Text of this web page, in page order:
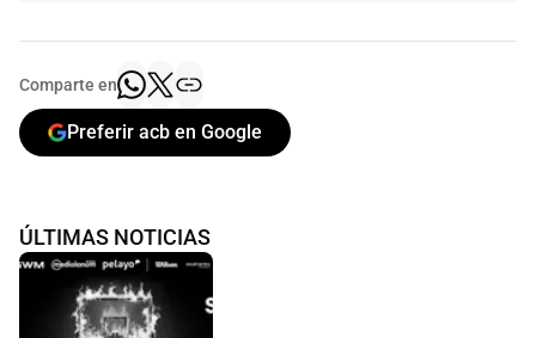
Comparte en
Preferir acb en Google
ÚLTIMAS NOTICIAS